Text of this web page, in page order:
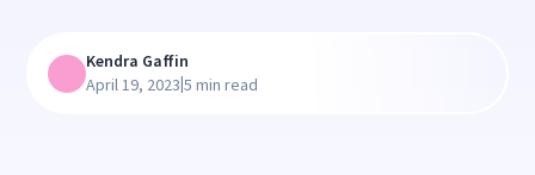
Kendra Gaffin
April 19, 2023|5 min read